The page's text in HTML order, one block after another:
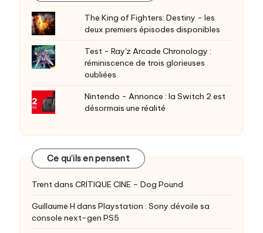
The King of Fighters: Destiny - les
deux premiers épisodes disponibles
Test - Ray'z Arcade Chronology :
réminiscence de trois glorieuses
oubliées
Nintendo - Annonce : la Switch 2 est
désormais une réalité
Ce qu’ils en pensent
Trentdans CRITIQUE CINE – Dog Pound
Guillaume H dans Playstation : Sony dévoile sa
console next-gen PS5